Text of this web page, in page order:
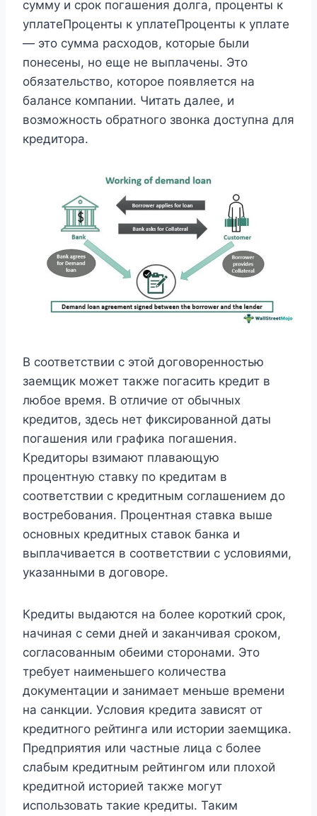
сумму и срок погашения долга, проценты к
уплатеПроценты к уплатеПроценты к уплате
— это сумма расходов, которые были
понесены, но еще не выплачены. Это
обязательство, которое появляется на
балансе компании. Читать далее, и
возможность обратного звонка доступна для
кредитора.
В соответствии с этой договоренностью
заемщик может также погасить кредит в
любое время. В отличие от обычных
кредитов, здесь нет фиксированной даты
погашения или графика погашения.
Кредиторы взимают плавающую
процентную ставку по кредитам в
соответствии с кредитным соглашением до
востребования. Процентная ставка выше
основных кредитных ставок банка и
выплачивается в соответствии с условиями,
указанными в договоре.
Кредиты выдаются на более короткий срок,
начиная с семи дней и заканчивая сроком,
согласованным обеими сторонами. Это
требует наименьшего количества
документации и занимает меньше времени
на санкции. Условия кредита зависят от
кредитного рейтинга или истории заемщика.
Предприятия или частные лица с более
слабым кредитным рейтингом или плохой
кредитной историей также могут
использовать такие кредиты. Таким